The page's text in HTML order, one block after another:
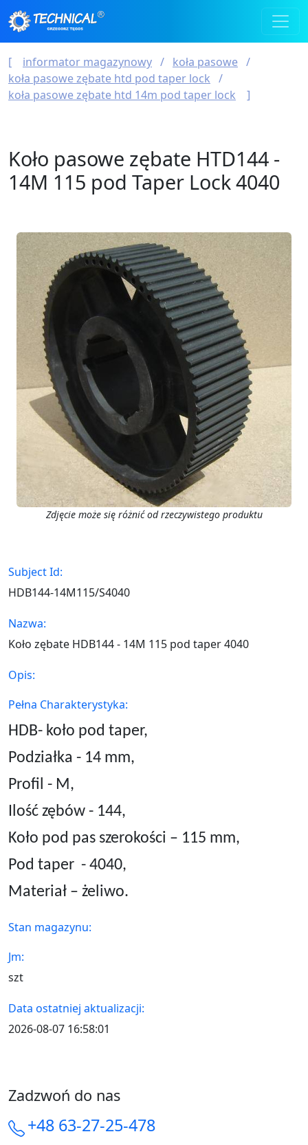
informator magazynowy
koła pasowe
koła pasowe zębate htd pod taper lock
koła pasowe zębate htd 14m pod taper lock
Koło pasowe zębate HTD144 -
14M 115 pod Taper Lock 4040
Zdjęcie może się różnić od rzeczywistego produktu
Subject Id:
HDB144-14M115/S4040
Nazwa:
Koło zębate HDB144 - 14M 115 pod taper 4040
Opis:
Pełna Charakterystyka:
HDB- koło pod taper,
Podziałka - 14 mm,
Profil - M,
Ilość zębów - 144,
Koło pod pas szerokości – 115 mm,
Pod taper - 4040,
Materiał – żeliwo.
Stan magazynu:
Jm:
szt
Data ostatniej aktualizacji:
2026-08-07 16:58:01
Zadzwoń do nas
+48 63-27-25-478